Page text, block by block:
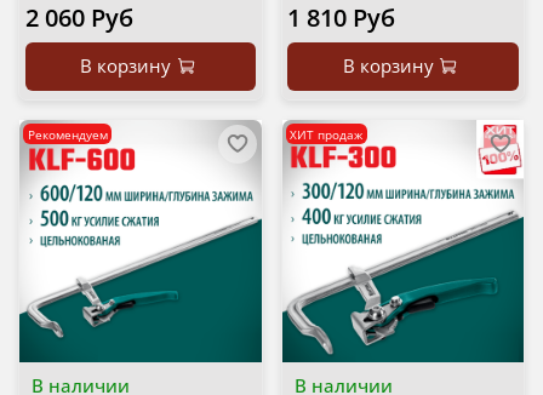
2 060 Руб
В корзину
1 810 Руб
В корзину
В наличии
Рекомендуем
В наличии
ХИТ продаж